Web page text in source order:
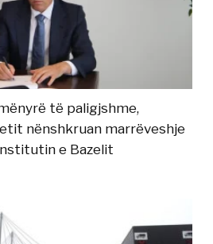
të paligjshme,
nënshkruan marrëveshje
e Bazelit